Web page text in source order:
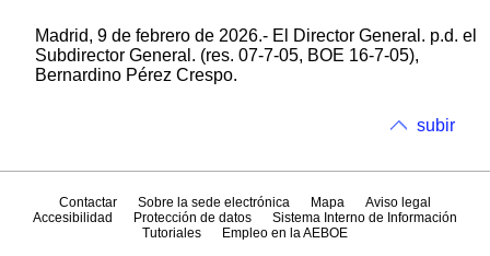
Madrid, 9 de febrero de 2026.- El Director General. p.d. el
Subdirector General. (res. 07-7-05, BOE 16-7-05),
Bernardino Pérez Crespo.
subir
Contactar Sobre la sede electrónica Mapa
Aviso legal
Accesibilidad
Protección de datos
Sistema Interno de Información
Tutoriales
Empleo en la AEBOE